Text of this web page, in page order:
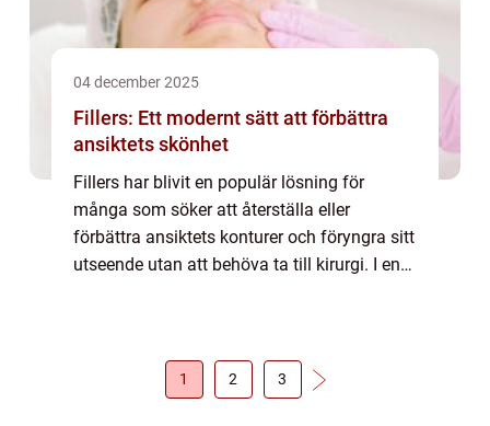
04 december 2025
Fillers: Ett modernt sätt att förbättra
ansiktets skönhet
Fillers har blivit en populär lösning för
många som söker att återställa eller
förbättra ansiktets konturer och föryngra sitt
utseende utan att behöva ta till kirurgi. I en
1 2 3